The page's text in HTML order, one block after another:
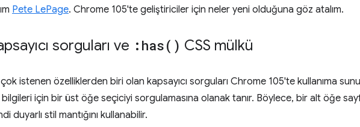
Pete LePage. Chrome 105'te geliştiriciler için neler yeni olduğuna göz atalım.
sorguları ve : has( ) CSS mülkü
çok istenen özelliklerden biri olan kapsayıcı sorguları Chrome 105'te kullanıma
için bir üst öğe seçiciyi sorgulamasına olanak tanır. Böylece, bir alt öğe
duyarlı stil mantığını kullanabilir.